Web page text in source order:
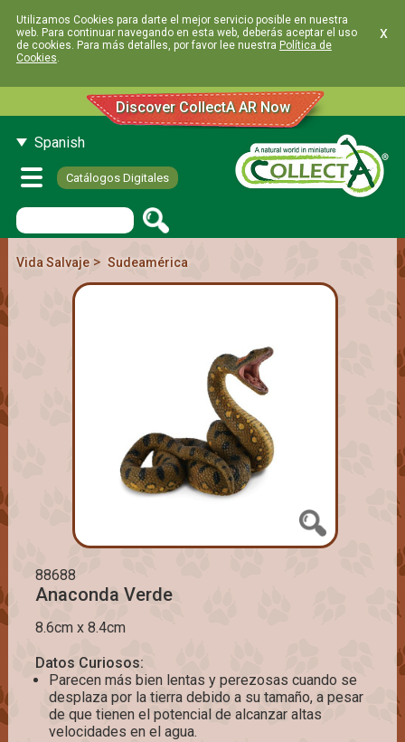
Utilizamos Cookies para darte el mejor servicio posible en nuestra
web. Para continuar navegando en esta web, deberás aceptar el uso
de cookies. Para más detalles, por favor lee nuestra Política de
Cookies.
x
Discover CollectA AR Now
Spanish
Catálogos Digitales
Vida Salvaje> Sudeamérica
88688
Anaconda Verde
8.6cm x 8.4cm
Datos Curiosos:
Parecen más bien lentas y perezosas cuando se
desplaza por la tierra debido a su tamaño, a pesar
de que tienen el potencial de alcanzar altas
velocidades en el agua.